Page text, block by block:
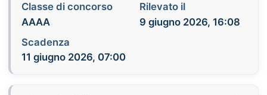
Classe di concorso
AAAA
Rilevato il
9 giugno 2026, 16:08
Scadenza
11 giugno 2026, 07:00